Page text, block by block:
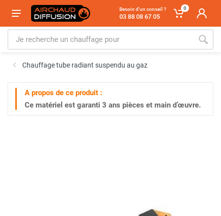
Besoin d'un conseil ?
03 88 08 67 05
0
Chauffage tube radiant suspendu au gaz
A propos de ce produit :
Ce matériel est garanti 3 ans pièces et main d’œuvre.